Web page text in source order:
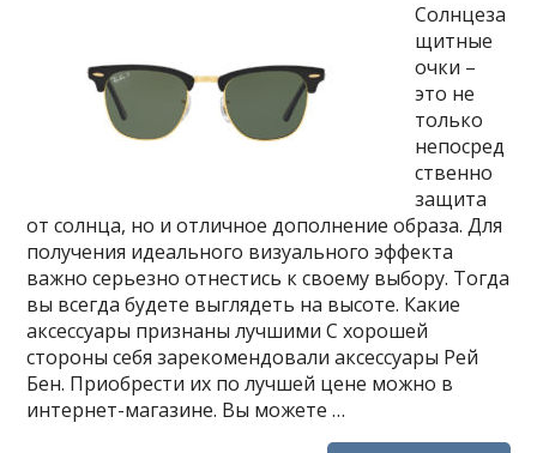
Солнцеза
щитные
очки –
это не
только
непосред
ственно
защита
от солнца, но и отличное дополнение образа. Для
получения идеального визуального эффекта
важно серьезно отнестись к своему выбору. Тогда
вы всегда будете выглядеть на высоте. Какие
аксессуары признаны лучшими С хорошей
стороны себя зарекомендовали аксессуары Рей
Бен. Приобрести их по лучшей цене можно в
интернет-магазине. Вы можете …